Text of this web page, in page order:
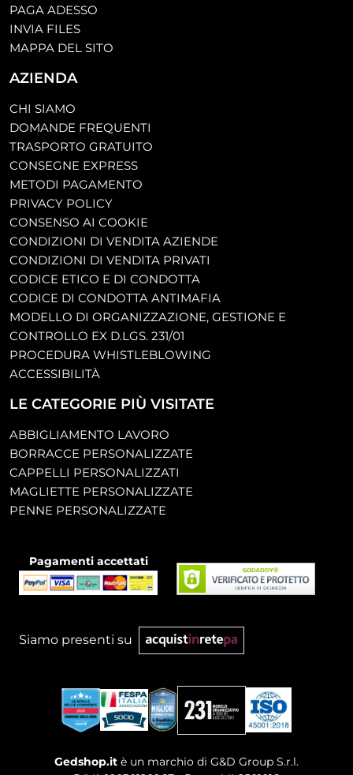
PAGA ADESSO
INVIA FILES
MAPPA DEL SITO
AZIENDA
CHI SIAMO
DOMANDE FREQUENTI
TRASPORTO GRATUITO
CONSEGNE EXPRESS
METODI PAGAMENTO
PRIVACY POLICY
CONSENSO AI COOKIE
CONDIZIONI DI VENDITA AZIENDE
CONDIZIONI DI VENDITA PRIVATI
CODICE ETICO E DI CONDOTTA
CODICE DI CONDOTTA ANTIMAFIA
MODELLO DI ORGANIZZAZIONE, GESTIONE E
CONTROLLO EX D.LGS. 231/01
PROCEDURA WHISTLEBLOWING
ACCESSIBILITÀ
LE CATEGORIE PIÙ VISITATE
ABBIGLIAMENTO LAVORO
BORRACCE PERSONALIZZATE
CAPPELLI PERSONALIZZATI
MAGLIETTE PERSONALIZZATE
PENNE PERSONALIZZATE
Pagamenti accettati
Siamo presenti su
Gedshop.it è un marchio di G&D Group S.r.l.